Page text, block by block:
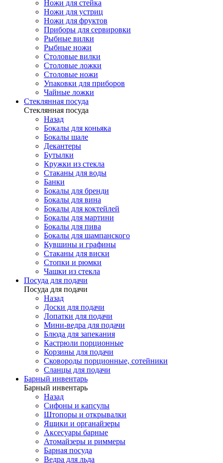
Ножи для стейка
Ножи для устриц
Ножи для фруктов
Приборы для сервировки
Рыбные вилки
Рыбные ножи
Столовые вилки
Столовые ложки
Столовые ножи
Упаковки для приборов
Чайные ложки
Стеклянная посуда
Стеклянная посуда
Назад
Бокалы для коньяка
Бокалы шале
Декантеры
Бутылки
Кружки из стекла
Стаканы для воды
Банки
Бокалы для бренди
Бокалы для вина
Бокалы для коктейлей
Бокалы для мартини
Бокалы для пива
Бокалы для шампанского
Кувшины и графины
Стаканы для виски
Стопки и рюмки
Чашки из стекла
Посуда для подачи
Посуда для подачи
Назад
Доски для подачи
Лопатки для подачи
Мини-ведра для подачи
Блюда для запекания
Кастрюли порционные
Корзины для подачи
Сковороды порционные, сотейники
Сланцы для подачи
Барный инвентарь
Барный инвентарь
Назад
Сифоны и капсулы
Штопоры и открывалки
Ящики и органайзеры
Аксесуары барные
Атомайзеры и риммеры
Барная посуда
Ведра для льда